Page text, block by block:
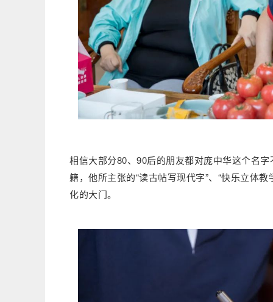
相信大部分80、90后的朋友都对庞中华这个名
籍，他所主张的“读古帖写现代字”、“快乐立体
化的大门。